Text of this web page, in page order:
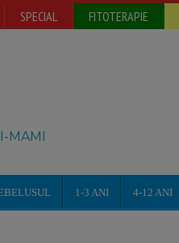
SPECIAL FITOTERAPIE
MAMI
1-3 ANI 4-12 ANI